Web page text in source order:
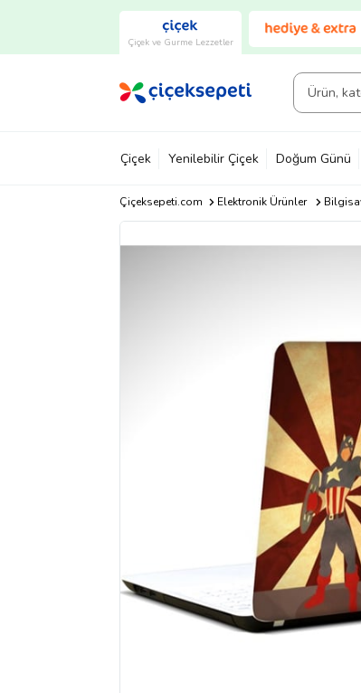
Çiçek ve Gurme Lezzetler
Çiçek Yenilebilir Çiçek Doğum Günü
Çiçeksepeti.com Elektronik Ürünler